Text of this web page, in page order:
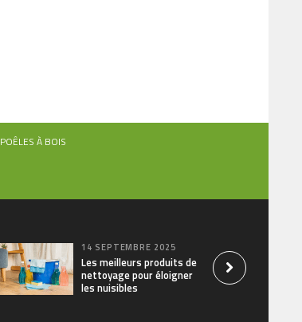
POÊLES À BOIS
14 SEPTEMBRE 2025
Les meilleurs produits de
nettoyage pour éloigner
les nuisibles